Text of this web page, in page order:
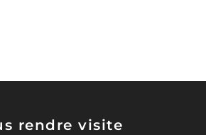
rendre visite